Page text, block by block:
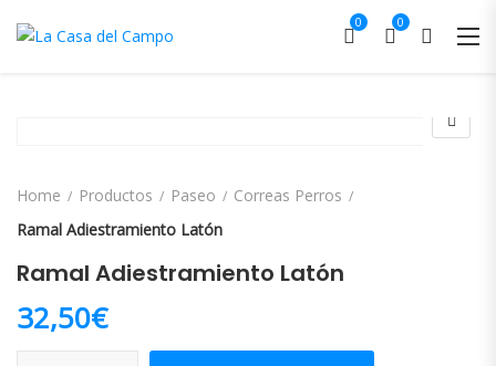
0 0
Home Productos Paseo
Correas Perros
Ramal Adiestramiento Latón
Ramal Adiestramiento Latón
32,50€